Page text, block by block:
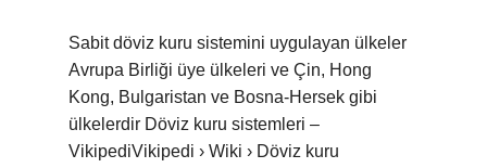
Sabit döviz kuru sistemini uygulayan ülkeler
Avrupa Birliği üye ülkeleri ve Çin, Hong
Kong, Bulgaristan ve Bosna-Hersek gibi
ülkelerdir Döviz kuru sistemleri –
VikipediVikipedi › Wiki › Döviz kuru